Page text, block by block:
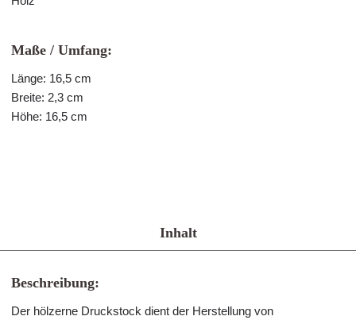
Maße / Umfang:
Länge: 16,5 cm
Breite: 2,3 cm
Höhe: 16,5 cm
Inhalt
Beschreibung:
Der hölzerne Druckstock dient der Herstellung von